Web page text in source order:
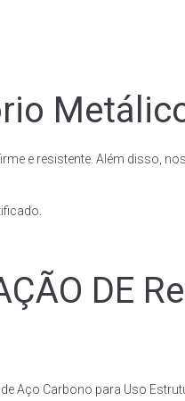
e resistente. Além disso,
DE
Aço Carbono para Uso